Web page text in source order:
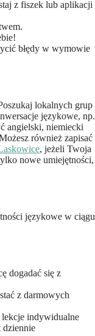
z fiszek lub aplikacji
błędy w wymowie
lokalnych grup
językowe, np.
angielski, niemiecki
również zapisać
, jeżeli Twoja
nowe umiejętności,
językowe w ciągu
dogadać się z
z darmowych
indywidualne
dziennie